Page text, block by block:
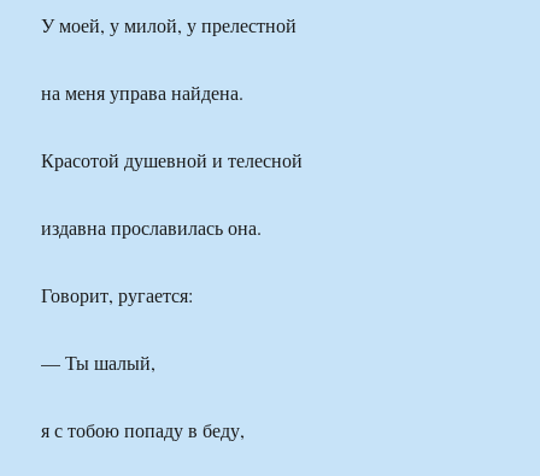
У моей, у милой, у прелестной
на меня управа найдена.
Красотой душевной и телесной
издавна прославилась она.
Говорит, ругается:
— Ты шалый,
я с тобою попаду в беду,